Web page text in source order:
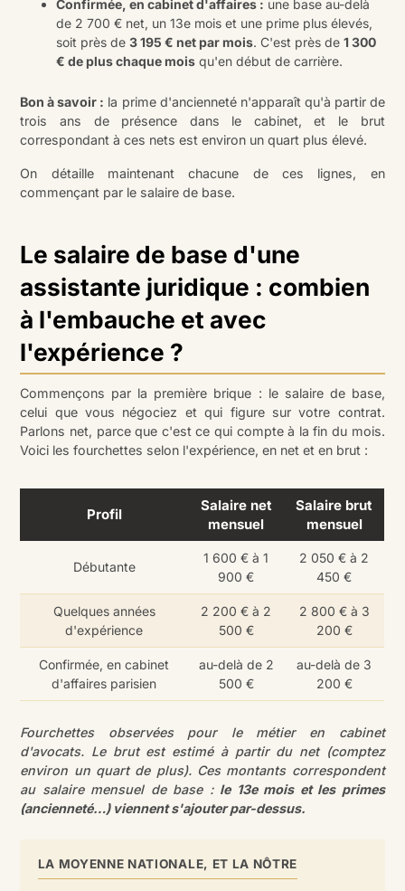
Confirmée, en cabinet d'affaires : une base au-delà
de 2 700 € net, un 13e mois et une prime plus élevés,
soit près de3 195 € net par mois. C'est près de1 300
€ de plus chaque mois qu'en début de carrière.
Bon à savoir : la prime d'ancienneté n'apparaît qu'à partir de
trois ans de présence dans le cabinet, et le brut
correspondant à ces nets est environ un quart plus élevé.
On détaille maintenant chacune de ces lignes, en
commençant par le salaire de base.
Le salaire de base d'une
assistante juridique : combien
à l'embauche et avec
l'expérience ?
Commençons par la première brique : le salaire de base,
celui que vous négociez et qui figure sur votre contrat.
Parlons net, parce que c'est ce qui compte à la fin du mois.
Voici les fourchettes selon l'expérience, en net et en brut :
Profil
Salaire net
mensuel
Salaire brut
mensuel
Débutante
1 600 € à 1
900 €
2 050 € à 2
450 €
Quelques années
d'expérience
2 200 € à 2
500 €
2 800 € à 3
200 €
Confirmée, en cabinet
d'affaires parisien
au-delà de 2
500 €
au-delà de 3
200 €
Fourchettes observées pour le métier en cabinet
d'avocats. Le brut est estimé à partir du net (comptez
environ un quart de plus). Ces montants correspondent
au salaire mensuel de base : le 13e mois et les primes
(ancienneté…) viennent s'ajouter par-dessus.
LA MOYENNE NATIONALE, ET LA NÔTRE